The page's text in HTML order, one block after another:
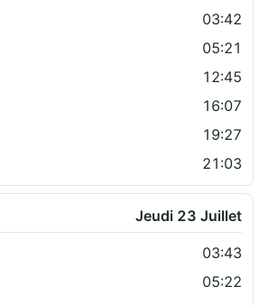
03:42
05:21
12:45
16:07
19:27
21:03
Jeudi 23 Juillet
03:43
05:22